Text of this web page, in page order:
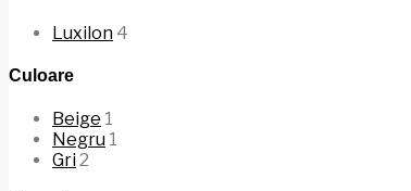
Luxilon 4
Culoare
Beige 1
Negru 1
Gri2